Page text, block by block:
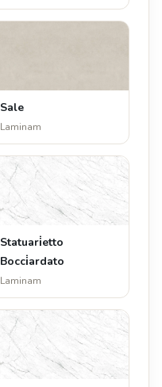
Sale
Laminam
Statuari̇etto
Bocci̇ardato
Laminam